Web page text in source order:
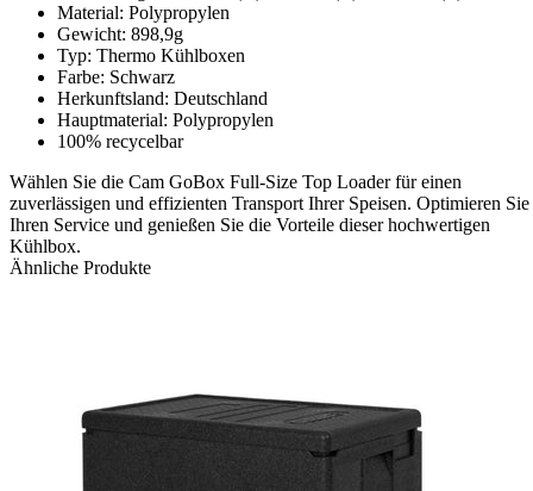
Material: Polypropylen
Gewicht: 898,9g
Typ: Thermo Kühlboxen
Farbe: Schwarz
Herkunftsland: Deutschland
Hauptmaterial: Polypropylen
100% recycelbar
Wählen Sie die Cam GoBox Full-Size Top Loader für einen
zuverlässigen und effizienten Transport Ihrer Speisen. Optimieren Sie
Ihren Service und genießen Sie die Vorteile dieser hochwertigen
Kühlbox.
Ähnliche Produkte